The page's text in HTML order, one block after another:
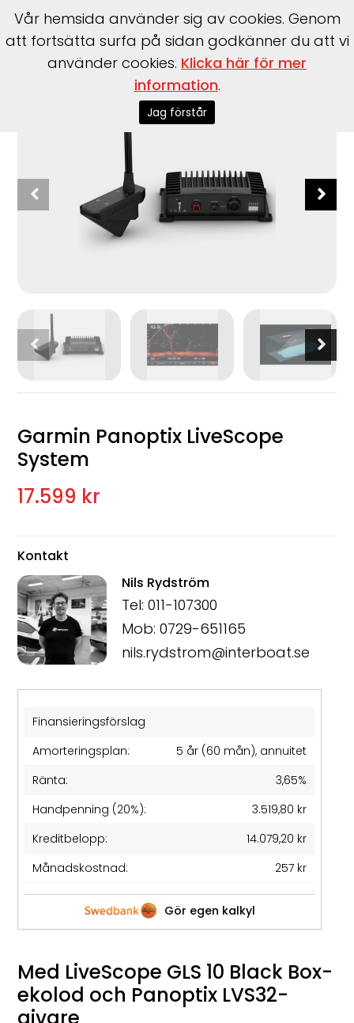
Garmin Panoptix LiveScope System
Garmin Panoptix LiveScope
System
17.599 kr
Kontakt
Nils Rydström
Tel: 011-107300
Mob: 0729-651165
nils.rydstrom@interboat.se
Finansieringsförslag
Amorteringsplan:
5 år (60 mån), annuitet
Ränta:
3,65%
Handpenning (20%):
3.519,80 kr
Kreditbelopp:
14.079,20 kr
Månadskostnad:
257 kr
Gör egen kalkyl
Med LiveScope GLS 10 Black Box-
ekolod och Panoptix LVS32-
Vår hemsida använder sig av cookies. Genom
att fortsätta surfa på sidan godkänner du att vi
använder cookies. Klicka här för mer
information.
Jag förstår